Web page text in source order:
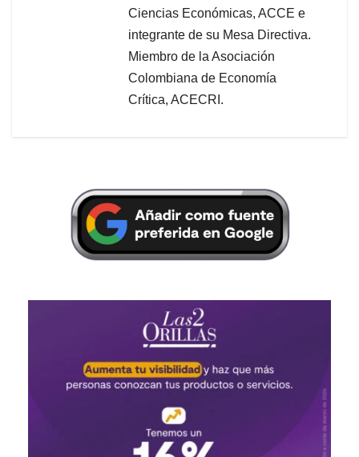
Ciencias Económicas, ACCE e
integrante de su Mesa Directiva.
Miembro de la Asociación
Colombiana de Economía
Crítica, ACECRI.